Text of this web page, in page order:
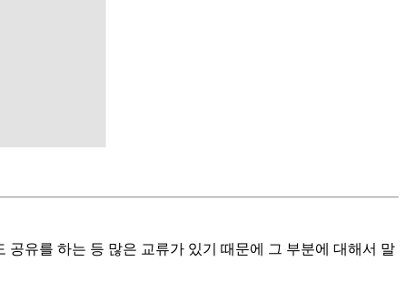
유를 하는 등 많은 교류가 있기 때문에 그 부분에 대해서 말